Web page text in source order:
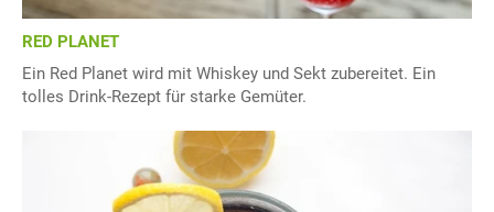
RED PLANET
Ein Red Planet wird mit Whiskey und Sekt zubereitet. Ein
tolles Drink-Rezept für starke Gemüter.